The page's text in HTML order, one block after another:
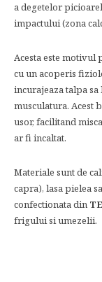
a degetelor
impactului (zona
Acesta este motivul
cu un acoperis
incurajeaza talpa
musculatura. Acest
usor, facilitand
ar fi incaltat.
Materiale sunt de
capra), lasa pielea
confectionata din
frigului si umezelii.